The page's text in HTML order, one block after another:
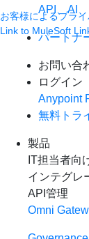
API、AI
パートナ
お問い合
ログイン
Anypoint
無料トラ
製品
IT担当者向
インテグレ
API管理
Omni
お客様によるプラ
Link to MuleSoft